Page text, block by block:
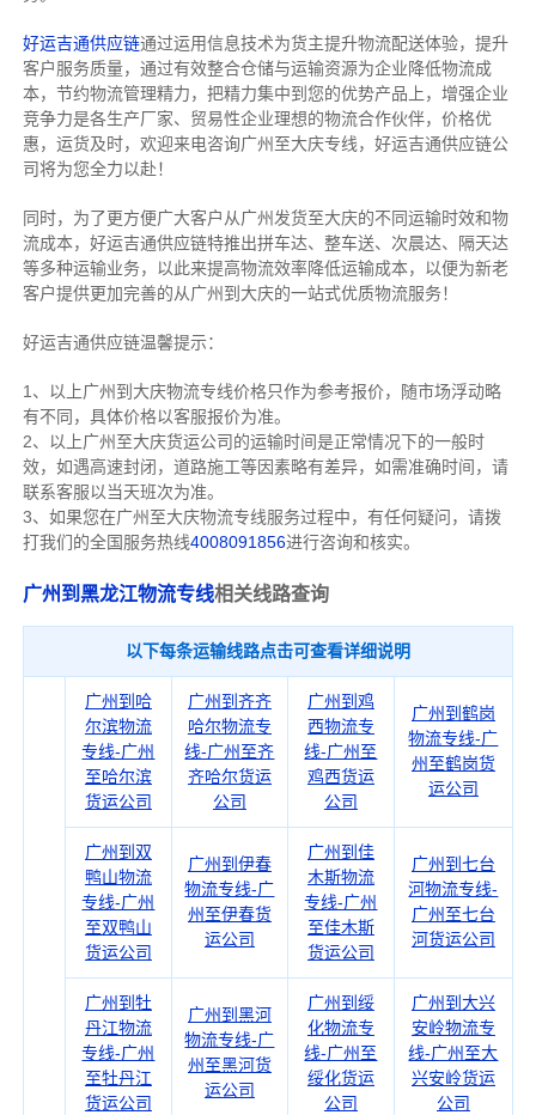
好运吉通供应链通过运用信息技术为货主提升物流配送体验，提升
客户服务质量，通过有效整合仓储与运输资源为企业降低物流成
本，节约物流管理精力，把精力集中到您的优势产品上，增强企业
竞争力是各生产厂家、贸易性企业理想的物流合作伙伴，价格优
惠，运货及时，欢迎来电咨询广州至大庆专线，好运吉通供应链公
司将为您全力以赴！
同时，为了更方便广大客户从广州发货至大庆的不同运输时效和物
流成本，好运吉通供应链特推出拼车达、整车送、次晨达、隔天达
等多种运输业务，以此来提高物流效率降低运输成本，以便为新老
客户提供更加完善的从广州到大庆的一站式优质物流服务！
好运吉通供应链温馨提示：
1、以上广州到大庆物流专线价格只作为参考报价，随市场浮动略
有不同，具体价格以客服报价为准。
2、以上广州 至大庆货运公司的运输时间是正常情况下的一般时
效，如遇高速封闭，道路施工等因素略有差异，如需准确时间，请
联系客服以当天班次为准。
3、如果您在广州 至大庆物流专线服务过程中，有任何疑问，请拨
打我们的全国服务热线4008091856进行咨询和核实。
广州到黑龙江物流专线相关线路查询
以下每条运输线路点击可查看详细说明
广州到哈
尔滨物流
专线-广州
至哈尔滨
货运公司
广州到齐齐
哈尔物流专
线-广州至齐
齐哈尔货运
公司
广州到鸡
西物流专
线-广州至
鸡西货运
公司
广州到鹤岗
物流专线-广
州至鹤岗货
运公司
广州到双
鸭山物流
专线-广州
至双鸭山
货运公司
广州到伊春
物流专线-广
州至伊春货
运公司
广州到佳
木斯物流
专线-广州
至佳木斯
货运公司
广州到七台
河物流专线-
广州至七台
河货运公司
广州到牡
丹江物流
专线-广州
至牡丹江
货运公司
广州到黑河
物流专线-广
州至黑河货
运公司
广州到绥
化物流专
线-广州至
绥化货运
公司
广州到大兴
安岭物流专
线-广州至大
兴安岭货运
公司